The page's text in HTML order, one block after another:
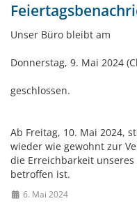
Unser Büro bleibt am
Donnerstag, 9. Mai 2024
geschlossen.
Ab Freitag, 10. Mai 2024,
wieder wie gewohnt zur
die Erreichbarkeit
betroffen ist.
6. Mai 2024